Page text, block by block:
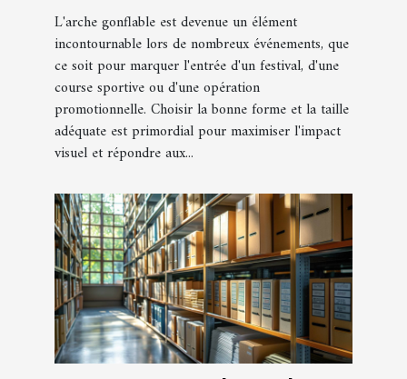
L'arche gonflable est devenue un élément
incontournable lors de nombreux événements, que
ce soit pour marquer l'entrée d'un festival, d'une
course sportive ou d'une opération
promotionnelle. Choisir la bonne forme et la taille
adéquate est primordial pour maximiser l'impact
visuel et répondre aux...